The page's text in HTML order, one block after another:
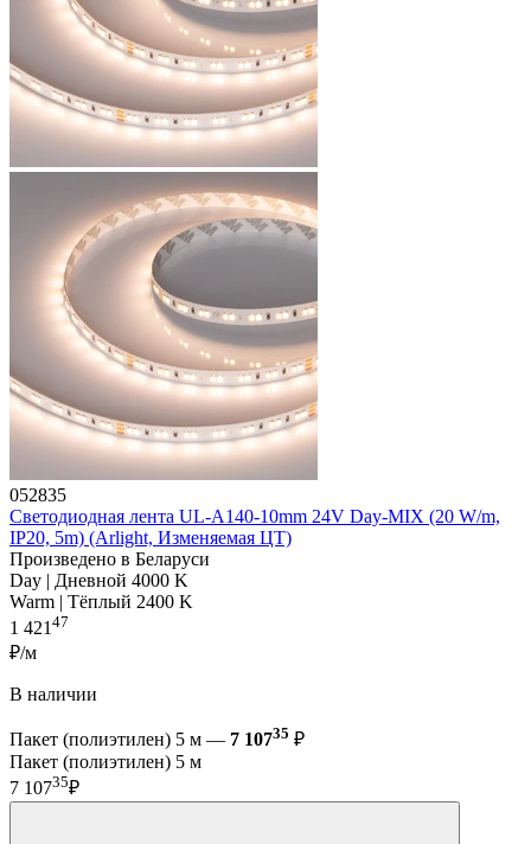
052835
Светодиодная лента UL-A140-10mm 24V Day-MIX (20 W/m,
IP20, 5m) (Arlight, Изменяемая ЦТ)
Произведено в Беларуси
Day | Дневной 4000 K
Warm | Тёплый 2400 K
1 421 47
₽/м
В наличии
Пакет (полиэтилен) 5 м — 7 10735 ₽
Пакет (полиэтилен) 5 м
7 10735₽